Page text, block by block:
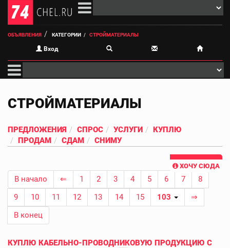
ОБЪЯВЛЕНИЯ КАТЕГОРИИ СТРОЙМАТЕРИАЛЫ
Вход
СТРОЙМАТЕРИАЛЫ
ПРЕДЛОЖЕНИЯ СПРОС УСЛУГИ
КУПЛЮ
ПРОДАМ
СДАМ СНИМУ
ХОЧУ СЮДА
В начало ⇐ 1 2 3 4 5 6 7
8
9
10 11 12 13 14 15 103
⇒
В конец
КУПЛЮ КАБЕЛЬНО-ПРОВОДНИКОВУЮ ПРОДУКЦИЮ С